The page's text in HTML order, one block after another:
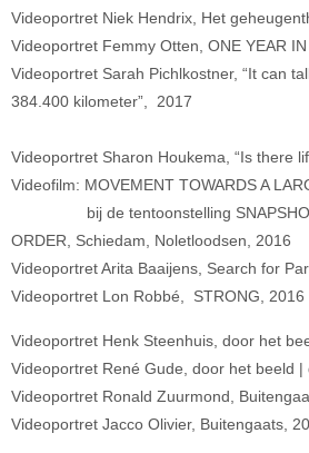
Videoportret Niek Hendrix, Het
Videoportret Femmy Otten, ONE YEAR
Videoportret Sarah Pichlkostner, “It can
384.400 kilometer”, 2017
Videoportret Sharon Houkema, “Is there
Videofilm: MOVEMENT TOWARDS A
bij de tentoonstelling SNAPSHOT
ORDER, Schiedam, Noletloodsen, 2016
Videoportret Arita Baaijens, Search for
Videoportret Lon Robbé, STRONG, 2016
Videoportret Henk Steenhuis, door het
Videoportret René Gude, door het beeld
Videoportret Ronald Zuurmond,
Videoportret Jacco Olivier, Buitengaats,